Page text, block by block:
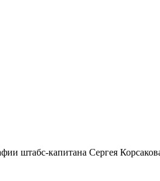
штабс-капитана Сергея